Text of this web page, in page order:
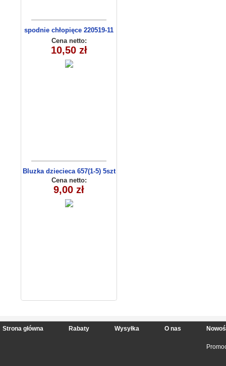
spodnie chłopięce 220519-11
(9-12)
Cena netto:
10,50 zł
Bluzka dziecieca 657(1-5) 5szt
Cena netto:
9,00 zł
Strona główna Rabaty Wysyłka O nas